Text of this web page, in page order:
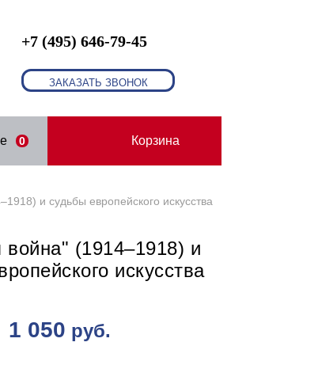
+7 (495) 646-79-45
ЗАКАЗАТЬ ЗВОНОК
0 Корзина
и судьбы европейского искусства
война" (1914–1918) и
искусства
1 050 руб.